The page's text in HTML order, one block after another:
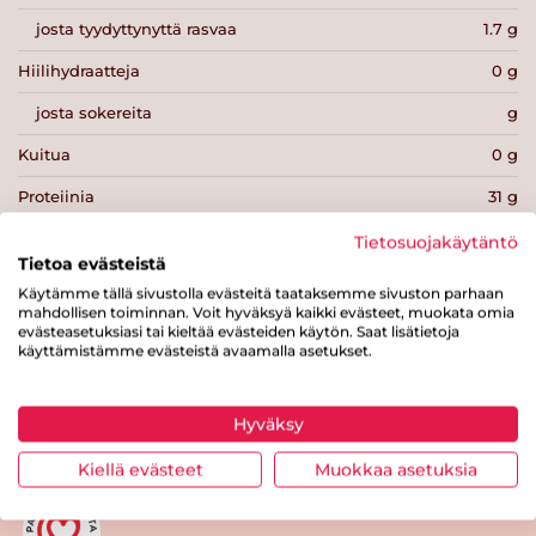
josta tyydyttynyttä rasvaa 1.7 g
Hiilihydraatteja 0 g
josta sokereita g
Kuitua 0 g
Proteiinia 31 g
0.6 g
Tietosuojakäytäntö
Tietoa evästeistä
Käytämme tällä sivustolla evästeitä taataksemme sivuston parhaan
mahdollisen toiminnan. Voit hyväksyä kaikki evästeet, muokata omia
evästeasetuksiasi tai kieltää evästeiden käytön. Saat lisätietoja
käyttämistämme evästeistä avaamalla asetukset.
Hyväksy
Kiellä evästeet Muokkaa asetuksia